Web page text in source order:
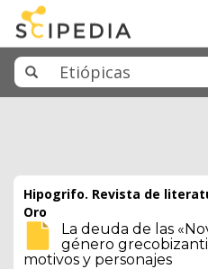
Hipogrifo. Revista de
Oro
La deuda de las
género
motivos y personajes